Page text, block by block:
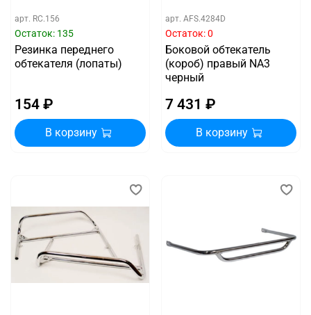
арт. RC.156
Остаток: 135
Резинка переднего
обтекателя (лопаты)
154 ₽
В корзину
арт. AFS.4284D
Остаток: 0
Боковой обтекатель
(короб) правый NA3
черный
7 431 ₽
В корзину